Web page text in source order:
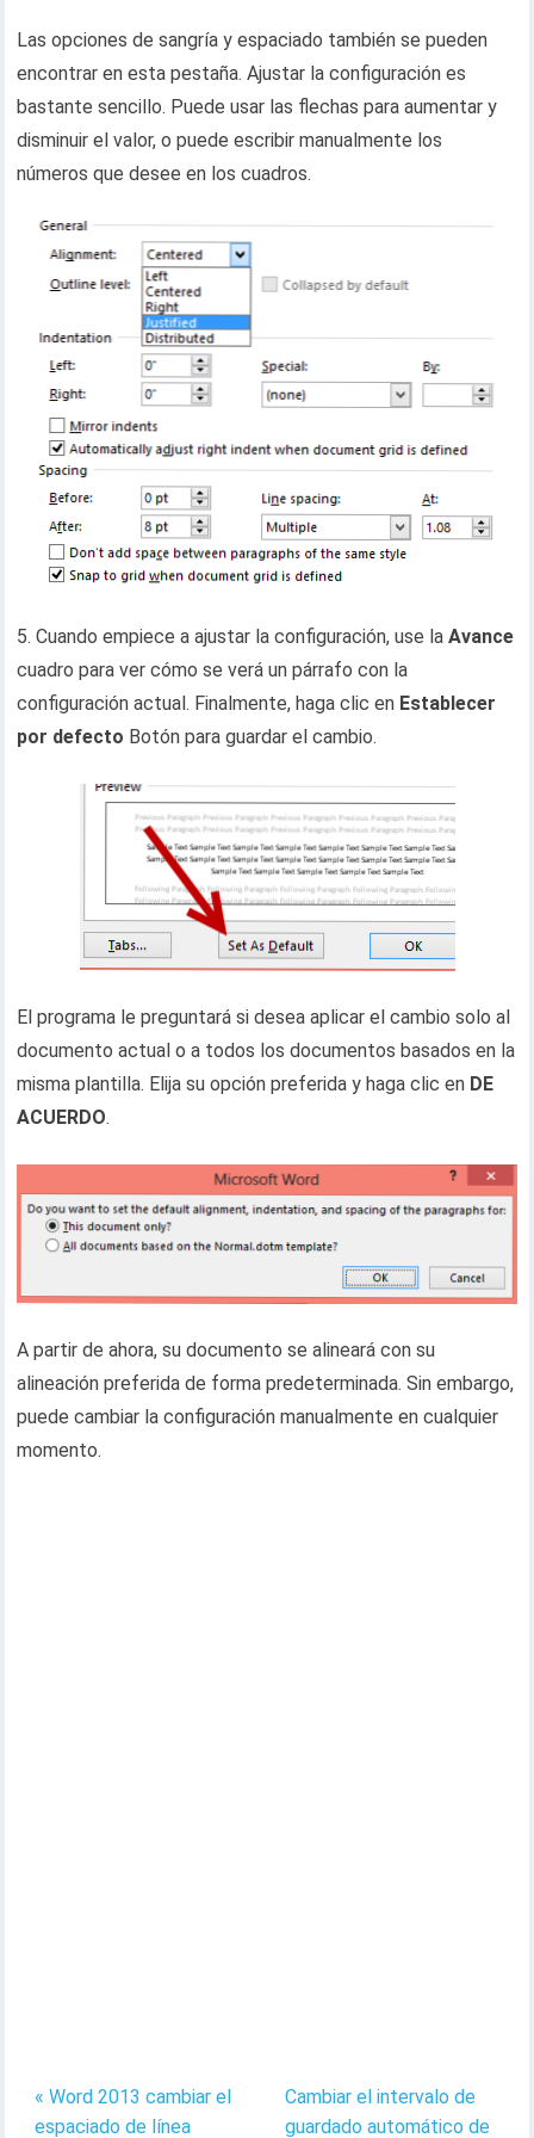
Las opciones de sangría y espaciado también se pueden
encontrar en esta pestaña. Ajustar la configuración es
bastante sencillo. Puede usar las flechas para aumentar y
disminuir el valor, o puede escribir manualmente los
números que desee en los cuadros.
5. Cuando empiece a ajustar la configuración, use laAvance
cuadro para ver cómo se verá un párrafo con la
configuración actual. Finalmente, haga clic en Establecer
por defecto Botón para guardar el cambio.
El programa le preguntará si desea aplicar el cambio solo al
documento actual o a todos los documentos basados ​​en la
misma plantilla. Elija su opción preferida y haga clic en DE
ACUERDO.
A partir de ahora, su documento se alineará con su
alineación preferida de forma predeterminada. Sin embargo,
puede cambiar la configuración manualmente en cualquier
momento.
« Word 2013 cambiar el
espaciado de línea
Cambiar el intervalo de
guardado automático de